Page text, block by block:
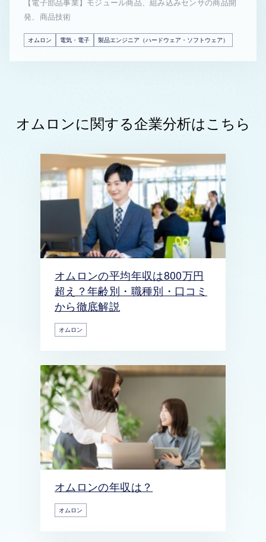
発、商品技術
オムロン 電気・電子 製品エンジニア（ハードウェア・ソフトウェア）
オムロンに関する企業分析はこちら
オムロンの平均年収は800万円
超え？年齢別・職種別・口コミ
から徹底解説
オムロン
オムロンの年収は？
オムロン